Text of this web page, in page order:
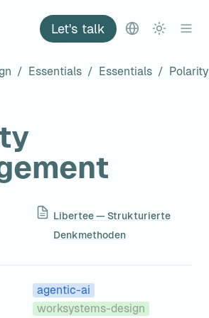
Let's talk
/ Essentials / Essentials /
Libertee — Strukturierte
Denkmethoden
agentic-ai
worksystems-design